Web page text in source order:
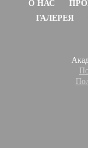
О НАС
ГАЛЕРЕЯ